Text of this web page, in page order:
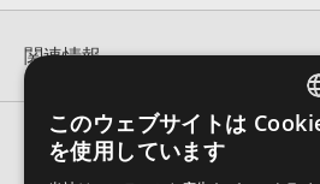
★5
★2
★1
KONTAKTフォーマットは、
でお使いいただけます。無償版の
ただけませんので、ご注意ください。
への表示にも対応しておりません。
4GBを超えるデータに関するご注意：
HDDには、1ファイル4GBを超えるデ
関連情報
UNEEK SOUNDS 製品一覧
HI-TEK DIRTのサポート情報
関連サポート情報
このウェブサイトは
を使用しています